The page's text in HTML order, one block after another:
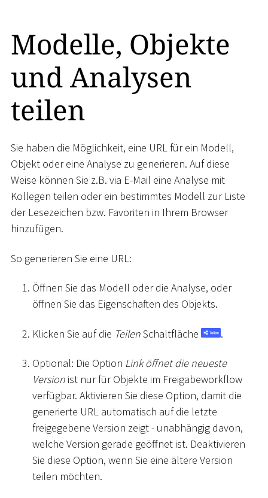
Modelle, Objekte
und Analysen
teilen
Sie haben die Möglichkeit, eine URL für ein Modell,
Objekt oder eine Analyse zu generieren. Auf diese
Weise können Sie z.B. via E-Mail eine Analyse mit
Kollegen teilen oder ein bestimmtes Modell zur Liste
der Lesezeichen bzw. Favoriten in Ihrem Browser
hinzufügen.
So generieren Sie eine URL:
Öffnen Sie das Modell oder die Analyse, oder
öffnen Sie das Eigenschaften des Objekts.
Klicken Sie auf die TeilenSchaltfläche .
Optional: Die Option Link öffnet die neueste
Version ist nur für Objekte im Freigabeworkflow
verfügbar. Aktivieren Sie diese Option, damit die
generierte URL automatisch auf die letzte
freigegebene Version zeigt - unabhängig davon,
welche Version gerade geöffnet ist. Deaktivieren
Sie diese Option, wenn Sie eine ältere Version
teilen möchten.